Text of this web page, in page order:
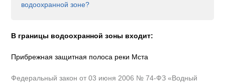
водоохранной зоне?
В границы водоохранной зоны входит:
Прибрежная защитная полоса реки Мста
Федеральный закон от 03 июня 2006 № 74-ФЗ «Водный